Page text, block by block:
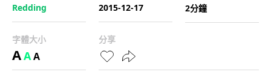
Redding
2015-12-17
2分鐘
字體大小
AAA
分享